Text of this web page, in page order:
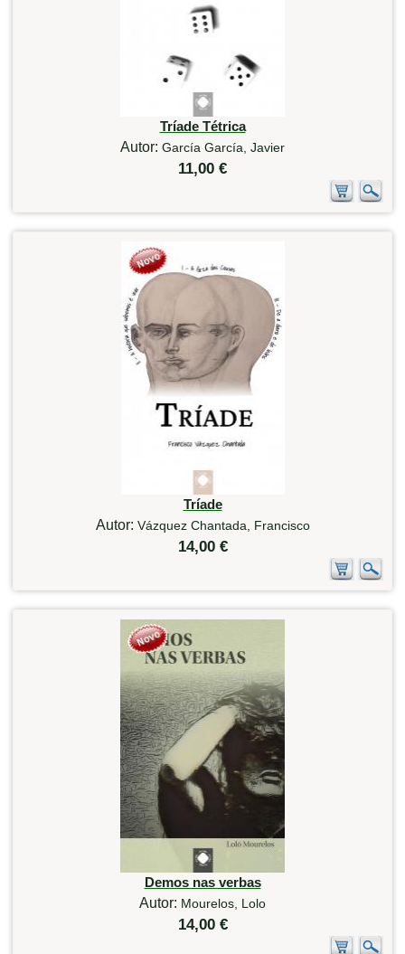
Tríade Tétrica
Autor: García García, Javier
11,00 €
Tríade
Autor: Vázquez Chantada, Francisco
14,00 €
Demos nas verbas
Autor: Mourelos, Lolo
14,00 €